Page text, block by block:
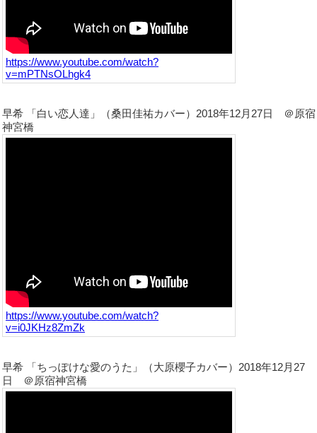
https://www.youtube.com/watch?
v=mPTNsOLhgk4
早希 「白い恋人達」（桑田佳祐カバー）2018年12月27日 ＠原宿
神宮橋
https://www.youtube.com/watch?
v=i0JKHz8ZmZk
早希 「ちっぽけな愛のうた」（大原櫻子カバー）2018年12月27
日 ＠原宿神宮橋